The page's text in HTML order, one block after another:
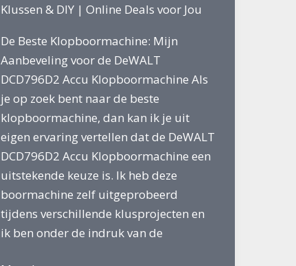
Klussen & DIY |Online Deals voor Jou
De Beste Klopboormachine: Mijn
Aanbeveling voor de DeWALT
DCD796D2 Accu Klopboormachine Als
je op zoek bent naar de beste
klopboormachine, dan kan ik je uit
eigen ervaring vertellen dat de DeWALT
DCD796D2 Accu Klopboormachine een
uitstekende keuze is. Ik heb deze
boormachine zelf uitgeprobeerd
tijdens verschillende klusprojecten en
ik ben onder de indruk van de